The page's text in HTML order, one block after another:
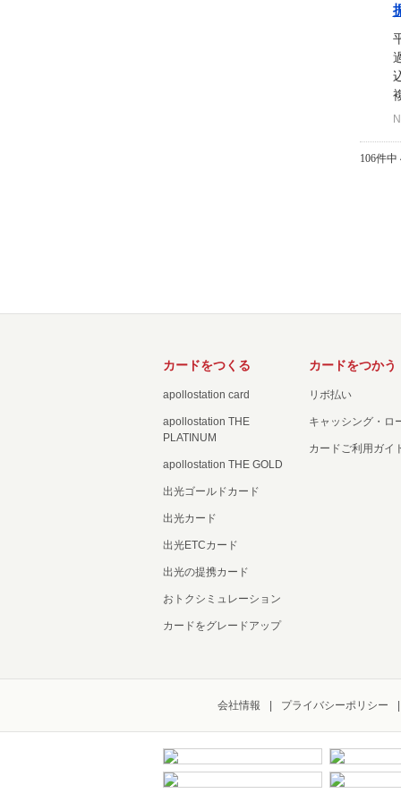
106件中
カードをつくる
apollostation card
apollostation THE
PLATINUM
apollostation THE GOLD
出光ゴールドカード
出光カード
出光ETCカード
出光の提携カード
おトクシミュレーション
カードをグレードアップ
カードをつかう
リボ払い
キャッシング・ロ
カードご利用ガイ
会社情報 プライバシーポリシー